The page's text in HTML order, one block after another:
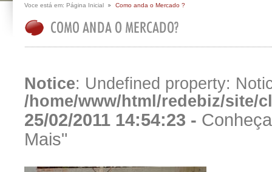
Voce está em: Página Inicial Como anda o Mercado ?
Notice: Undefined property:
/home/www/html/redebiz/site/
25/02/2011 14:54:23 -
Mais"